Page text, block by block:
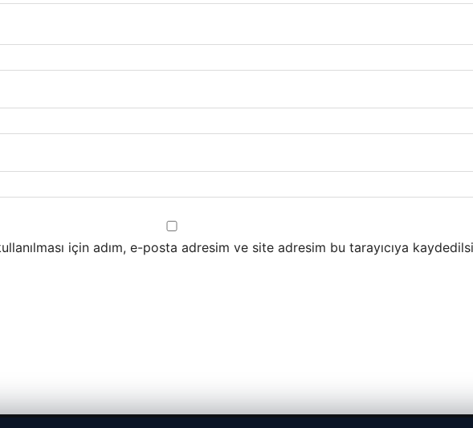
için adım, e-posta adresim ve site adresim bu tarayıcıya